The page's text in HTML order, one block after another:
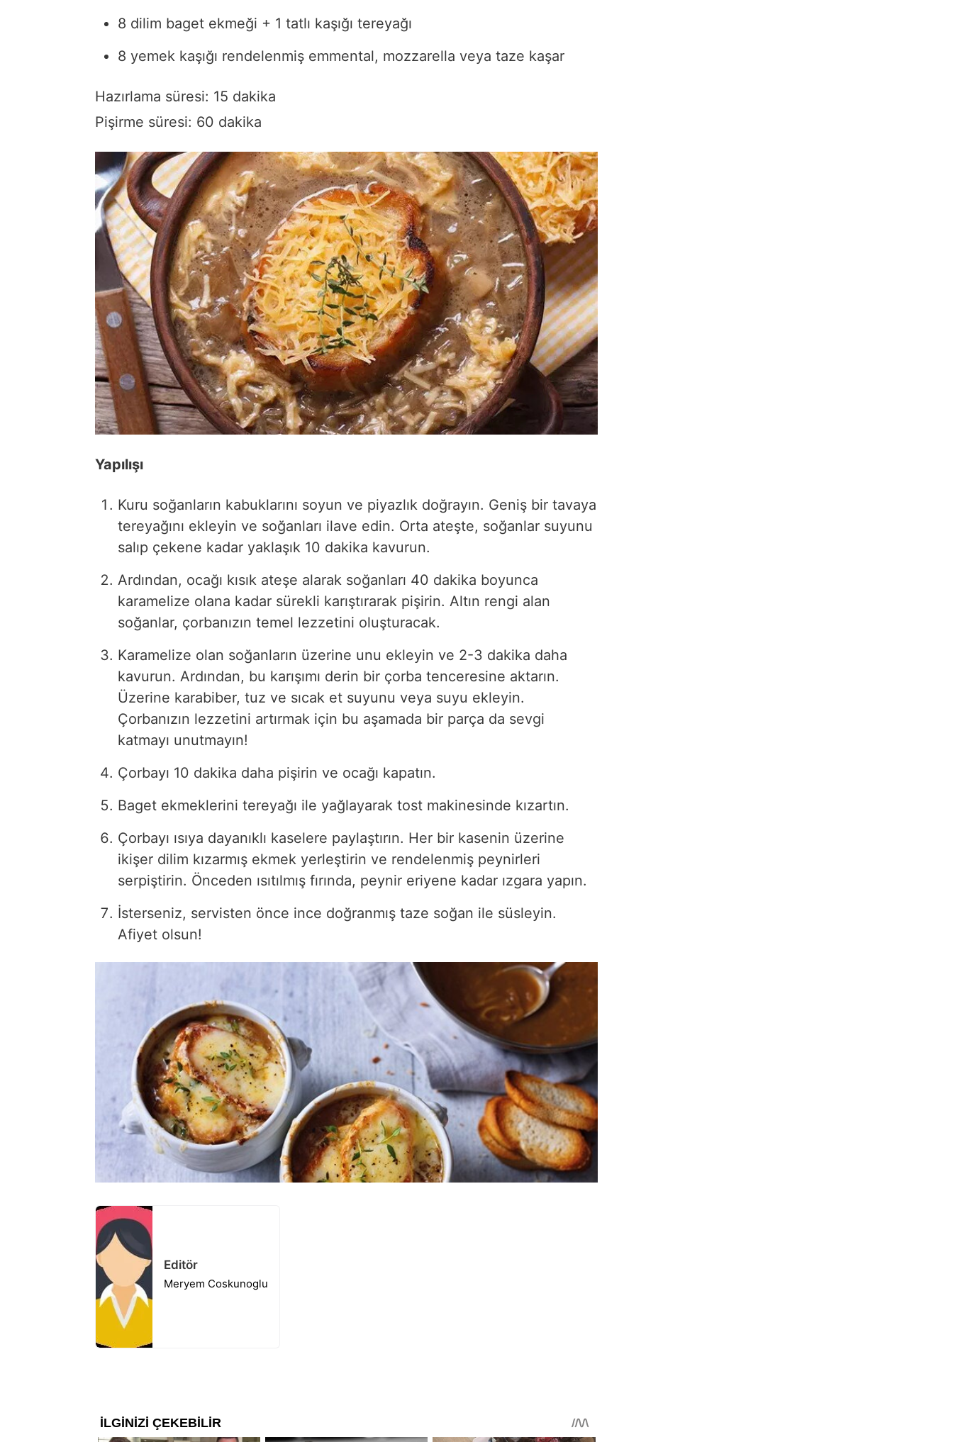
8 dilim baget ekmeği + 1 tatlı kaşığı tereyağı
8 yemek kaşığı rendelenmiş emmental, mozzarella veya taze kaşar
Hazırlama süresi: 15 dakika
Pişirme süresi: 60 dakika
Yapılışı
Kuru soğanların kabuklarını soyun ve piyazlık doğrayın. Geniş bir tavaya
tereyağını ekleyin ve soğanları ilave edin. Orta ateşte, soğanlar suyunu
salıp çekene kadar yaklaşık 10 dakika kavurun.
Ardından, ocağı kısık ateşe alarak soğanları 40 dakika boyunca
karamelize olana kadar sürekli karıştırarak pişirin. Altın rengi alan
soğanlar, çorbanızın temel lezzetini oluşturacak.
Karamelize olan soğanların üzerine unu ekleyin ve 2-3 dakika daha
kavurun. Ardından, bu karışımı derin bir çorba tenceresine aktarın.
Üzerine karabiber, tuz ve sıcak et suyunu veya suyu ekleyin.
Çorbanızın lezzetini artırmak için bu aşamada bir parça da sevgi
katmayı unutmayın!
Çorbayı 10 dakika daha pişirin ve ocağı kapatın.
Baget ekmeklerini tereyağı ile yağlayarak tost makinesinde kızartın.
Çorbayı ısıya dayanıklı kaselere paylaştırın. Her bir kasenin üzerine
ikişer dilim kızarmış ekmek yerleştirin ve rendelenmiş peynirleri
serpiştirin. Önceden ısıtılmış fırında, peynir eriyene kadar ızgara yapın.
İsterseniz, servisten önce ince doğranmış taze soğan ile süsleyin.
Afiyet olsun!
Editör
Meryem Coskunoglu